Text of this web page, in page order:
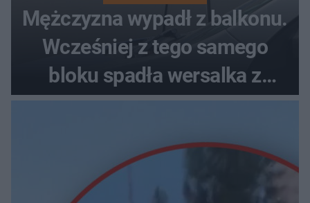
Mężczyzna wypadł z balkonu.
Wcześniej z tego samego
bloku spadła wersalka z
pościelą